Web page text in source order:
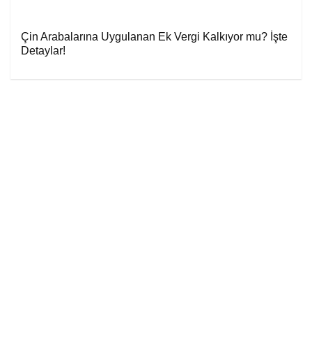
Çin Arabalarına Uygulanan Ek Vergi Kalkıyor mu? İşte
Detaylar!